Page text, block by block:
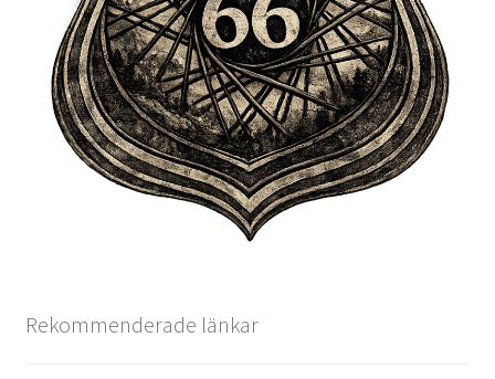
Rekommenderade länkar